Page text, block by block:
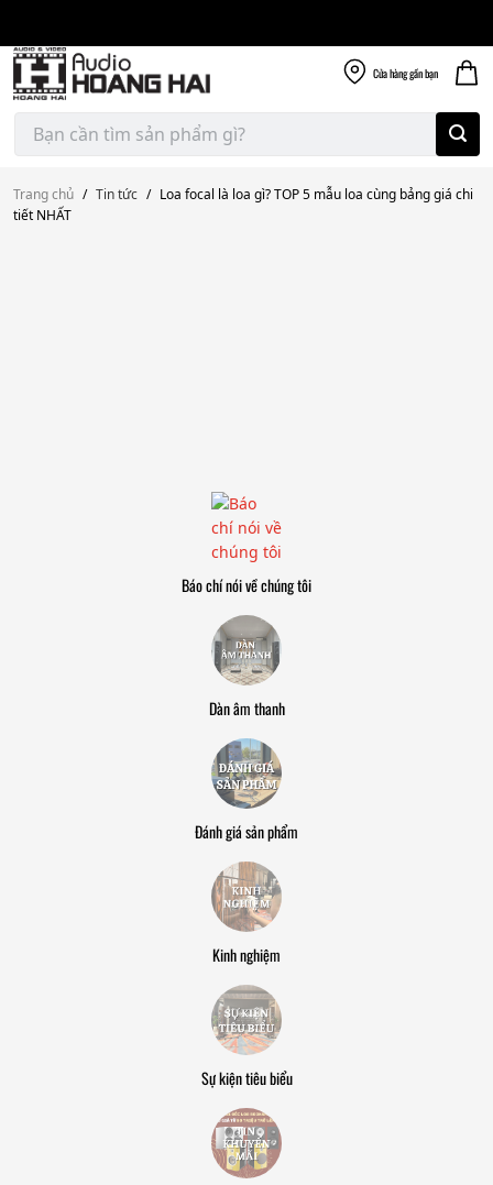
content
Cửa hànggần bạn
Tìm
kiếm:
Trang chủ / Tin tức / Loa focal là loa gì? TOP 5 mẫu loa cùng bảng giá chi
tiết NHẤT
Báo chí nói về chúng tôi
Dàn âm thanh
Đánh giá sản phẩm
Kinh nghiệm
Sự kiện tiêu biểu